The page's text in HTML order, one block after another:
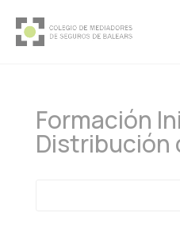
Formación
Distribución